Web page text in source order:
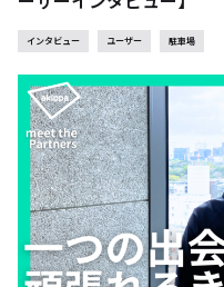
インタビュー ユーザー 駐車場